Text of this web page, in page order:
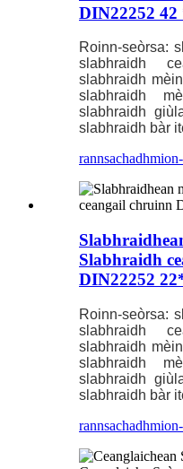
DIN22252 42
Roinn-seòrsa:
slabhraidh
slabhraidh
slabhraidh
slabhraidh
slabhraidh bàr
rannsachadh
Slabhraidh
DIN22252
Roinn-seòrsa:
slabhraidh
slabhraidh
slabhraidh
slabhraidh
slabhraidh bàr
rannsachadh